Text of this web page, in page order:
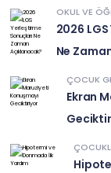
OKUL VE
2026
Ne
ÇOCUK
Ekran